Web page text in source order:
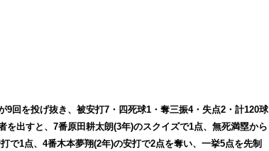
9回を投げ抜き、被安打7・四死球1・奪三振4・失点2・計120球
出すと、7番原田耕太朗(3年)のスクイズで1点、無死満塁から
で1点、4番木本夢翔(2年)の安打で2点を奪い、一挙5点を先制